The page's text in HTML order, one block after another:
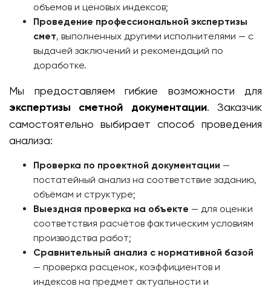
объемов и ценовых индексов;
Проведение профессиональной экспертизы
смет, выполненных другими исполнителями — с
выдачей заключений и рекомендаций по
доработке.
Мы предоставляем гибкие возможности для
экспертизы сметной документации. Заказчик
самостоятельно выбирает способ проведения
анализа:
Проверка по проектной документации —
постатейный анализ на соответствие заданию,
объёмам и структуре;
Выездная проверка на объекте — для оценки
соответствия расчётов фактическим условиям
производства работ;
Сравнительный анализ с нормативной базой
— проверка расценок, коэффициентов и
индексов на предмет актуальности и